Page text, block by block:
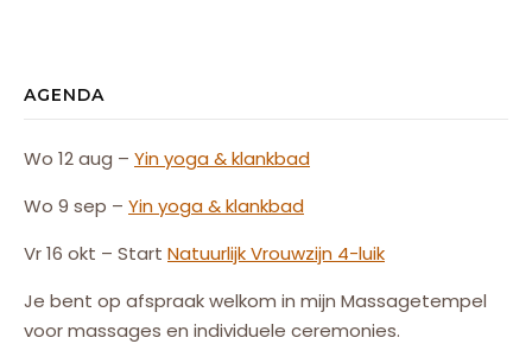
AGENDA
Wo 12 aug – Yin yoga & klankbad
Wo 9 sep – Yin yoga & klankbad
Vr 16 okt – Start NatuurlijkVrouwzijn 4-luik
Je bent op afspraak welkom in mijn Massagetempel
voor massages en individuele ceremonies.